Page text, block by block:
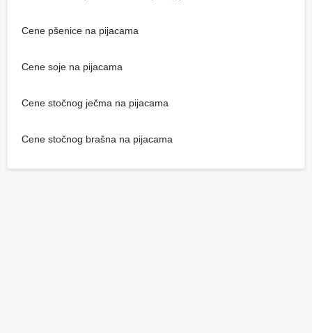
Cene pšenice na pijacama
Cene soje na pijacama
Cene stočnog ječma na pijacama
Cene stočnog brašna na pijacama